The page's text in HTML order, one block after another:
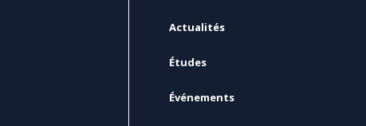
Actualités
Études
Événements